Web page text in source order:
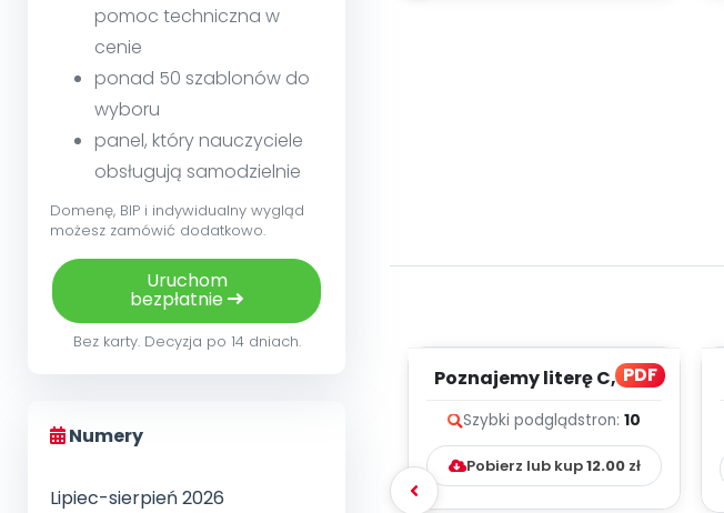
pomoc techniczna w
cenie
ponad 50 szablonów do
wyboru
panel, który nauczyciele
obsługują samodzielnie
Domenę, BIP i indywidualny wygląd
możesz zamówić dodatkowo.
Uruchom
bezpłatnie
Bez karty. Decyzja po 14 dniach.
Numery
Lipiec-sierpień 2026
PDF
Poznajemy literę C, cz. 1
Szybki podglądstron: 10
Pobierz lub kup12.00zł